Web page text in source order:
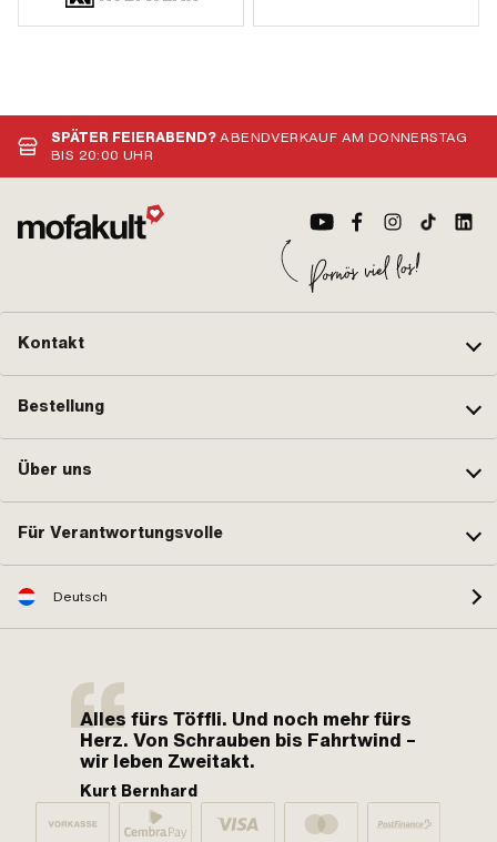
SPÄTER FEIERABEND?ABENDVERKAUF AM DONNERSTAG
BIS 20:00 UHR
Kontakt
Bestellung
Über uns
Für Verantwortungsvolle
Deutsch
Alles fürs Töffli. Und noch mehr fürs
Herz. Von Schrauben bis Fahrtwind –
wir leben Zweitakt.
Kurt Bernhard